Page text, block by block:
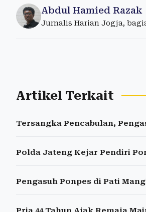
Abdul Hamied Razak
Jurnalis Harian Jogja,
Artikel Terkait
Tersangka Pencabulan,
Polda Jateng Kejar Pendiri
Pengasuh Ponpes di Pati